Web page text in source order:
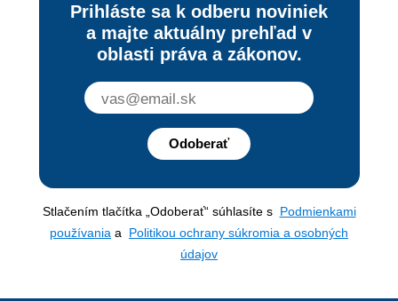
Prihláste sa k odberu noviniek
a majte aktuálny prehľad v
oblasti práva a zákonov.
Odoberať
Stlačením tlačítka „Odoberať“ súhlasíte s Podmienkami
používania a Politikou ochrany súkromia a osobných
údajov